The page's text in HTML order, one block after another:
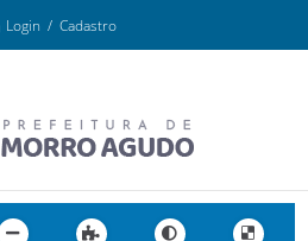
Login / Cadastro